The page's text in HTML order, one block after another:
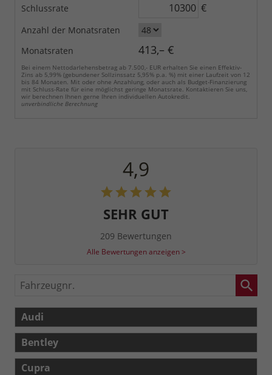
Schlussrate €
Anzahl der Monatsraten
Monatsraten
413,– €
Bei einem Nettodarlehensbetrag ab 7.500,- EUR erhalten Sie einen Effektiv-
Zins ab 5,99% (gebundener Sollzinssatz 5,95% p.a. %) mit einer Laufzeit von 12
bis 84 Monaten. Mit oder ohne Anzahlung, oder auch als Budget-Finanzierung
mit Schluss-Rate für eine möglichst geringe Monatsrate. Kontaktieren Sie uns,
wir berechnen Ihnen gerne Ihren individuellen Autokredit.
unverbindliche Berechnung
4,9
SEHR GUT
209 Bewertungen
Alle Bewertungen anzeigen >
Fahrzeugnr.
Audi
Bentley
Cupra